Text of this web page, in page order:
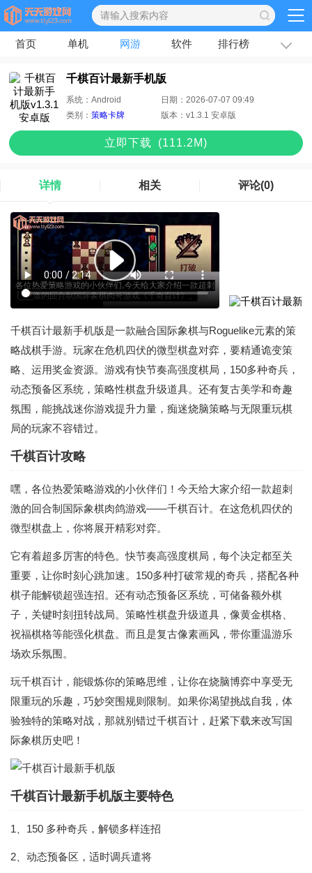
首页 单机 网游 软件 排行榜 专题
千棋百计最新手机版
系统：Android 日期：2026-07-07 09:49
类别：策略卡牌 版本：v1.3.1 安卓版
立即下载 (111.2M)
详情 相关 评论(0)
千棋百计最新手机版是一款融合国际象棋与Roguelike元素的策
略战棋手游。玩家在危机四伏的微型棋盘对弈，要精通诡变策
略、运用奖金资源。游戏有快节奏高强度棋局，150多种奇兵，
动态预备区系统，策略性棋盘升级道具。还有复古美学和奇趣
氛围，能挑战迷你游戏提升力量，痴迷烧脑策略与无限重玩棋
局的玩家不容错过。
千棋百计攻略
嘿，各位热爱策略游戏的小伙伴们！今天给大家介绍一款超刺
激的回合制国际象棋肉鸽游戏——千棋百计。在这危机四伏的
微型棋盘上，你将展开精彩对弈。
它有着超多厉害的特色。快节奏高强度棋局，每个决定都至关
重要，让你时刻心跳加速。150多种打破常规的奇兵，搭配各种
棋子能解锁超强连招。还有动态预备区系统，可储备额外棋
子，关键时刻扭转战局。策略性棋盘升级道具，像黄金棋格、
祝福棋格等能强化棋盘。而且是复古像素画风，带你重温游乐
场欢乐氛围。
玩千棋百计，能锻炼你的策略思维，让你在烧脑博弈中享受无
限重玩的乐趣，巧妙突围规则限制。如果你渴望挑战自我，体
验独特的策略对战，那就别错过千棋百计，赶紧下载来改写国
际象棋历史吧！
千棋百计最新手机版主要特色
1、150 多种奇兵，解锁多样连招
2、动态预备区，适时调兵遣将